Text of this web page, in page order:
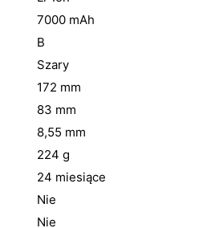
7000 mAh
B
Szary
172 mm
83 mm
8,55 mm
224 g
24 miesiące
Nie
Nie